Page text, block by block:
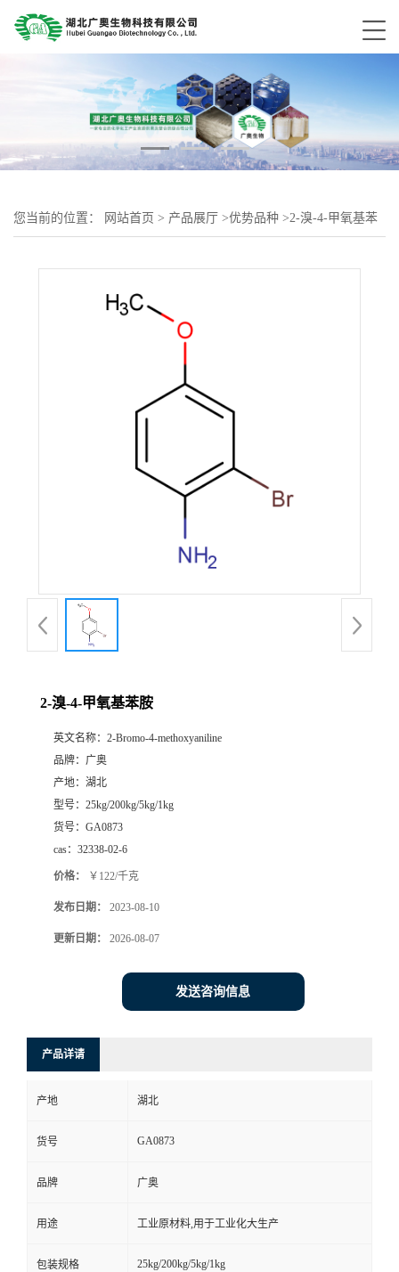
您当前的位置： 网站首页 > 产品展厅 >优势品种 >2-溴-4-甲氧基苯
2-溴-4-甲氧基苯胺
英文名称： 2-Bromo-4-methoxyaniline
品牌： 广奥
产地： 湖北
型号： 25kg/200kg/5kg/1kg
货号： GA0873
cas： 32338-02-6
价格： ￥122/千克
发布日期： 2023-08-10
更新日期： 2026-08-07
发送咨询信息
产品详请
产地 湖北
货号 GA0873
品牌 广奥
用途 工业原材料,用于工业化大生产
包装规格 25kg/200kg/5kg/1kg